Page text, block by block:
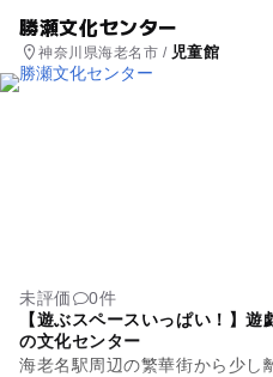
勝瀬文化センター
神奈川県海老名市 / 児童館
未評価
0件
【遊ぶスペースいっぱい！】
の文化センター
海老名駅周辺の繁華街から少し